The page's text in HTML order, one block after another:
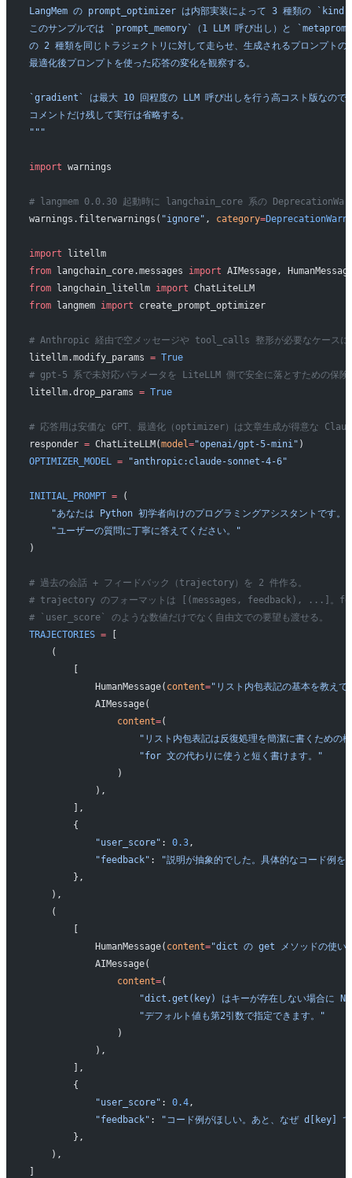
LangMem の prompt_optimizer は内部実装によって 3 種類の `kind`
このサンプルでは `prompt_memory`（1 LLM 呼び出し）と
の 2 種類を同じトラジェクトリに対して走らせ、生成されるプロンプトの
最適化後プロンプトを使った応答の変化を観察する。
`gradient` は最大 10 回程度の LLM 呼び出しを行う高コスト版なので
コメントだけ残して実行は省略する。
"""
import warnings
# langmem 0.0.30 起動時に langchain_core 系の
warnings.filterwarnings( "ignore" , category=
import litellm
from langchain_core.messages import AIMessage,
from langchain_litellm import ChatLiteLLM
from langmem import create_prompt_optimizer
# Anthropic 経由で空メッセージや tool_calls 整形が必要なケースに
litellm.modify_params = True
# gpt-5 系で未対応パラメータを LiteLLM 側で安全に落とすための保険
litellm.drop_params = True
# 応答用は安価な GPT、最適化（optimizer）は文章生成が得意な
responder = ChatLiteLLM(model ="openai/gpt-5-mini" )
OPTIMIZER_MODEL
= "anthropic:claude-sonnet-4-6"
INITIAL_PROMPT = (
    "あなたは Python 初学者向けのプログラミングアシスタントです。"
    "ユーザーの質問に丁寧に答えてください。"
)
# 過去の会話 + フィードバック（trajectory）を 2 件作る。
# trajectory のフォーマットは [(messages, feedback), ...]。
# `user_score` のような数値だけでなく自由文での要望も渡せる。
TRAJECTORIES = [
    (
        [
            HumanMessage(
content="リスト内包表記の基本を教えて
            AIMessage(
                content
=(
"リスト内包表記は反復処理を簡潔に書くための
                    "for 文の代わりに使うと短く書けます。"
                )
            ),
        ],
        {
            "user_score"
: 0.3,
            "feedback"
:
"説明が抽象的でした。具体的なコード例を
        },
    ),
    (
        [
            HumanMessage(
content="dict の get メソッドの使い
            AIMessage(
                content
=(
"dict.get(key) はキーが存在しない場合に
                    "デフォルト値も第2引数で指定できます。"
                )
            ),
        ],
        {
            "user_score"
: 0.4,
            "feedback"
:
"コード例がほしい。あと、なぜ d[key]
        },
    ),
]